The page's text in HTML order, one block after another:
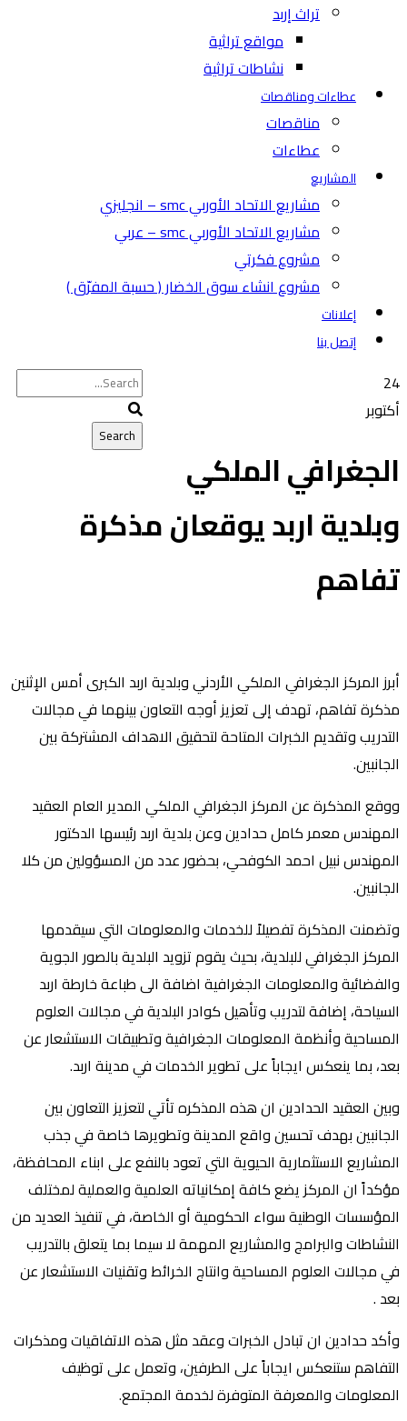
تراث إربد
مواقع تراثية
نشاطات تراثية
عطاءات ومناقصات
مناقصات
عطاءات
المشاريع
مشاريع الاتحاد الأوربي smc – انجليزي
مشاريع الاتحاد الأوربي smc – عربي
مشروع فكرتي
مشروع انشاء سوق الخضار ( حسبة المفرّق )
إعلانات
إتصل بنا
24
أكتوبر
الجغرافي الملكي
وبلدية اربد يوقعان مذكرة
تفاهم
أبرز المركز الجغرافي الملكي الأردني وبلدية اربد الكبرى أمس الإثنين
مذكرة تفاهم، تهدف إلى تعزيز أوجه التعاون بينهما في مجالات
التدريب وتقديم الخبرات المتاحة لتحقيق الاهداف المشتركة بين
الجانبين.
ووقع المذكرة عن المركز الجغرافي الملكي المدير العام العقيد
المهندس معمر كامل حدادين وعن بلدية اربد رئيسها الدكتور
المهندس نبيل احمد الكوفحي، بحضور عدد من المسؤولين من كلا
الجانبين.
وتضمنت المذكرة تفصيلاً للخدمات والمعلومات التي سيقدمها
المركز الجغرافي للبلدية، بحيث يقوم تزويد البلدية بالصور الجوية
والفضائية والمعلومات الجغرافية اضافة الى طباعة خارطة اربد
السياحة، إضافة لتدريب وتأهيل كوادر البلدية في مجالات العلوم
المساحية وأنظمة المعلومات الجغرافية وتطبيقات الاستشعار عن
بعد، بما ينعكس ايجاباً على تطوير الخدمات في مدينة اربد.
وبين العقيد الحدادين ان هذه المذكره تأتي لتعزيز التعاون بين
الجانبين بهدف تحسين واقع المدينة وتطويرها خاصة في جذب
المشاريع الاستثمارية الحيوية التي تعود بالنفع على ابناء المحافظة،
مؤكداً ان المركز يضع كافة إمكانياته العلمية والعملية لمختلف
المؤسسات الوطنية سواء الحكومية أو الخاصة، في تنفيذ العديد من
النشاطات والبرامج والمشاريع المهمة لا سيما بما يتعلق بالتدريب
في مجالات العلوم المساحية وانتاج الخرائط وتقنيات الاستشعار عن
بعد .
وأكد حدادين ان تبادل الخبرات وعقد مثل هذه الاتفاقيات ومذكرات
التفاهم ستنعكس ايجاباً على الطرفين، وتعمل على توظيف
المعلومات والمعرفة المتوفرة لخدمة المجتمع.